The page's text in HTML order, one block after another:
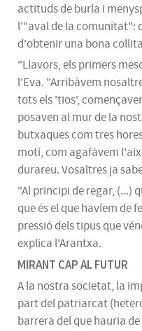
actituds de burla i
l'"aval de la comunitat":
d'obtenir una bona
"Llavors, els primers
l'Eva. "Arribàvem
tots els 'tios',
posaven al mur de la
butxaques com tres
motí, com agafàvem
durareu. Vosaltres ja
"Al principi de regar, (...)
que és el que havíem de
pressió dels tipus que
explica l'Arantxa.
MIRANT CAP AL FUTUR
A la nostra societat, la
part del patriarcat (
barrera del que hauria